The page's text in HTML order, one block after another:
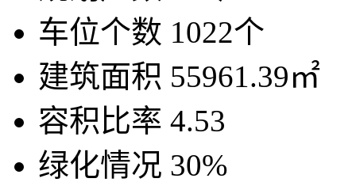
车位个数 1022个
建筑面积 55961.39㎡
容积比率 4.53
绿化情况 30%